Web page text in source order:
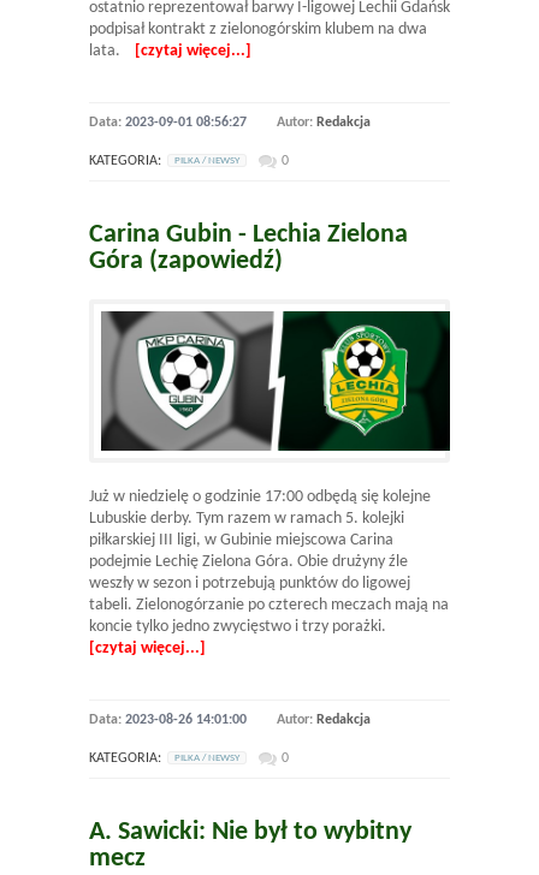
ostatnio reprezentował barwy I-ligowej Lechii Gdańsk
podpisał kontrakt z zielonogórskim klubem na dwa
lata.
[czytaj więcej...]
Data: 2023-09-01 08:56:27 Autor: Redakcja
KATEGORIA: PILKA / NEWSY 0
Carina Gubin - Lechia Zielona
Góra (zapowiedź)
Już w niedzielę o godzinie 17:00 odbędą się kolejne
Lubuskie derby. Tym razem w ramach 5. kolejki
piłkarskiej III ligi, w Gubinie miejscowa Carina
podejmie Lechię Zielona Góra. Obie drużyny źle
weszły w sezon i potrzebują punktów do ligowej
tabeli. Zielonogórzanie po czterech meczach mają na
koncie tylko jedno zwycięstwo i trzy porażki.
[czytaj więcej...]
Data: 2023-08-26 14:01:00 Autor: Redakcja
KATEGORIA: PILKA / NEWSY 0
A. Sawicki: Nie był to wybitny
mecz